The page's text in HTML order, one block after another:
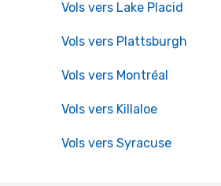
Vols vers Lake Placid
Vols vers Plattsburgh
Vols vers Montréal
Vols vers Killaloe
Vols vers Syracuse